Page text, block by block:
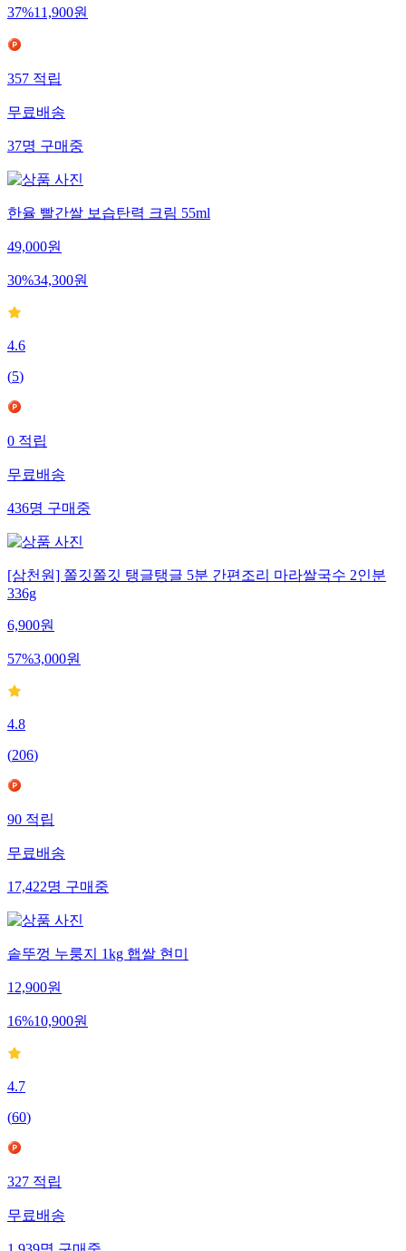
37%11,900원
357 적립
무료배송
37명 구매중
한율 빨간쌀 보습탄력 크림 55ml
49,000원
30%34,300원
4.6
(5)
0 적립
무료배송
436명 구매중
[삼천원] 쫄깃쫄깃 탱글탱글 5분 간편조리 마라쌀국수 2인분
336g
6,900원
57%3,000원
4.8
(206)
90 적립
무료배송
17,422명 구매중
솥뚜껑 누룽지 1kg 햅쌀 현미
12,900원
16%10,900원
4.7
(60)
327 적립
무료배송